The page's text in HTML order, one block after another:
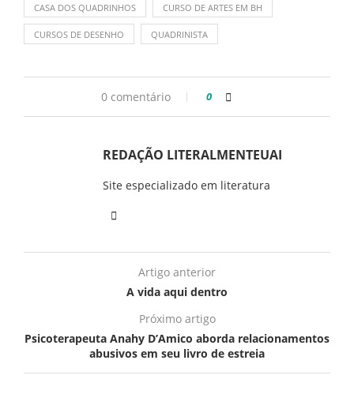
CASA DOS QUADRINHOS CURSO DE ARTES EM BH
CURSOS DE DESENHO QUADRINISTA
0 comentário 0
REDAÇÃO LITERALMENTEUAI
Site especializado em literatura
Artigo anterior
A vida aqui dentro
Próximo artigo
Psicoterapeuta Anahy D’Amico aborda relacionamentos
abusivos em seu livro de estreia